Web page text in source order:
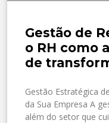
Gestão de
o RH como
de
Gestão Estratégica
da Sua Empresa A
além do setor que